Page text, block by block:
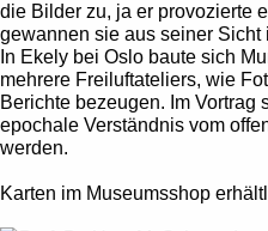
die Bilder zu, ja er provozierte
gewannen sie aus seiner
In Ekely bei Oslo baute sich
mehrere Freiluftateliers, wie
Berichte bezeugen. Im
epochale Verständnis vom
werden.
Karten im Museumsshop